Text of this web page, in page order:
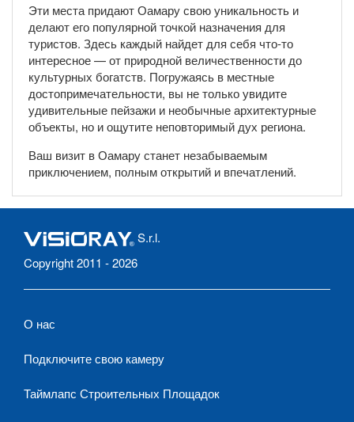
Эти места придают Оамару свою уникальность и
делают его популярной точкой назначения для
туристов. Здесь каждый найдет для себя что-то
интересное — от природной величественности до
культурных богатств. Погружаясь в местные
достопримечательности, вы не только увидите
удивительные пейзажи и необычные архитектурные
объекты, но и ощутите неповторимый дух региона.
Ваш визит в Оамару станет незабываемым
приключением, полным открытий и впечатлений.
S.r.l.
Copyright 2011 - 2026
О нас
Подключите свою камеру
Таймлапс Строительных Площадок